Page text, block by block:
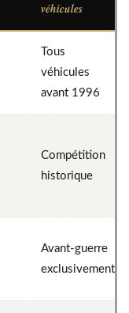
véhicules
Tous
véhicules
avant 1996
Compétition
historique
Avant-guerre
exclusivement